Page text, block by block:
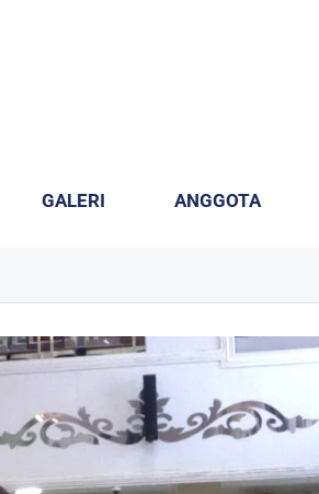
GALERI ANGGOTA